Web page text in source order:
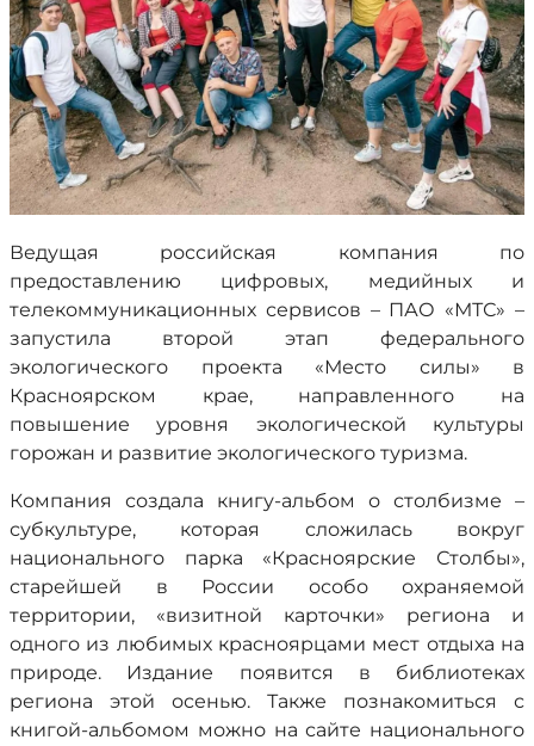
Ведущая российская компания по
предоставлению цифровых, медийных и
телекоммуникационных сервисов – ПАО «МТС» –
запустила второй этап федерального
экологического проекта «Место силы» в
Красноярском крае, направленного на
повышение уровня экологической культуры
горожан и развитие экологического туризма.
Компания создала книгу-альбом о столбизме –
субкультуре, которая сложилась вокруг
национального парка «Красноярские Столбы»,
старейшей в России особо охраняемой
территории, «визитной карточки» региона и
одного из любимых красноярцами мест отдыха на
природе. Издание появится в библиотеках
региона этой осенью. Также познакомиться с
книгой-альбомом можно на сайте национального